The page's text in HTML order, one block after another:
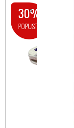
30%
POPUSTA